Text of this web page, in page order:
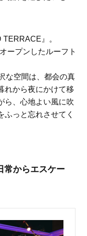
』
。
ープンしたルーフト
な空間は、都会の真
れから夜にかけて移
ら、心地よい風に吹
ふっと忘れさせてく
常からエスケー